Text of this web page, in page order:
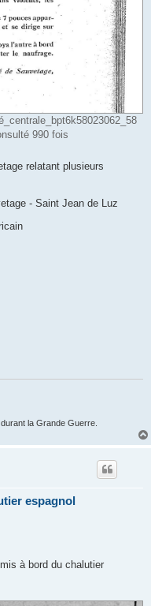
990 fois
relatant plusieurs
- Saint Jean de Luz
la Grande Guerre.
espagnol
à bord du chalutier